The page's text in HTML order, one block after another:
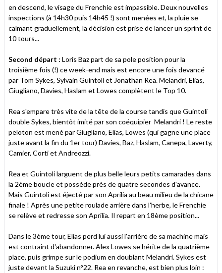
en descend, le visage du Frenchie est impassible. Deux nouvelles
inspections (à 14h30 puis 14h45 !) sont menées et, la pluie se
calmant graduellement, la décision est prise de lancer un sprint de
10 tours...
Second départ : Loris Baz part de sa pole position pour la
troisième fois (!) ce week-end mais est encore une fois devancé
par Tom Sykes, Sylvain Guintoli et Jonathan Rea. Melandri, Elias,
Giugliano, Davies, Haslam et Lowes complètent le Top 10.
Rea s'empare très vite de la tête de la course tandis que Guintoli
double Sykes, bientôt imité par son coéquipier Melandri ! Le reste
peloton est mené par Giugliano, Elias, Lowes (qui gagne une place
juste avant la fin du 1er tour) Davies, Baz, Haslam, Canepa, Laverty,
Camier, Corti et Andreozzi.
Rea et Guintoli larguent de plus belle leurs petits camarades dans
la 2ème boucle et possède près de quatre secondes d'avance.
Mais Guintoli est éjecté par son Aprilia au beau milieu de la chicane
finale ! Après une petite roulade arrière dans l'herbe, le Frenchie
se relève et redresse son Aprilia. Il repart en 18ème position...
Dans le 3ème tour, Elias perd lui aussi l'arrière de sa machine mais
est contraint d'abandonner. Alex Lowes se hérite de la quatrième
place, puis grimpe sur le podium en doublant Melandri. Sykes est
juste devant la Suzuki n°22. Rea en revanche, est bien plus loin :